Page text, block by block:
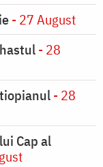
- 27 August
- 28
- 28
Cap al